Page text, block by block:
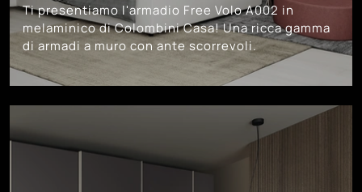
Ti presentiamo l'armadio Free Volo A002 in
melaminico di Colombini Casa! Una ricca gamma
di armadi a muro con ante scorrevoli.